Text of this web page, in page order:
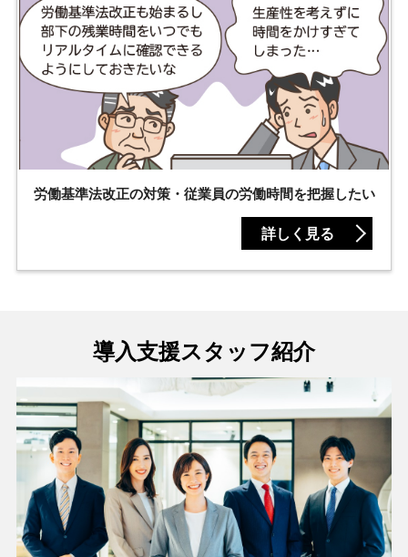
労働基準法改正の対策・従業員の労働時間を把握したい
詳しく見る
導入支援スタッフ紹介